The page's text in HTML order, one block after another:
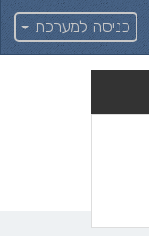
כניסה למערכת